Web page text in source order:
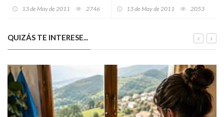
13 de May de 2011 2746
concentraciones en Cangas
del Narcea
13 de May de 2011 2053
QUIZÁS TE INTERESE...